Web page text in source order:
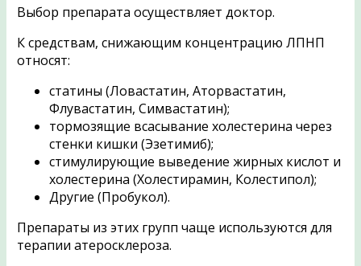
Выбор препарата осуществляет доктор.
К средствам, снижающим концентрацию ЛПНП
относят:
статины (Ловастатин, Аторвастатин,
Флувастатин, Симвастатин);
тормозящие всасывание холестерина через
стенки кишки (Эзетимиб);
стимулирующие выведение жирных кислот и
холестерина (Холестирамин, Колестипол);
Другие (Пробукол).
Препараты из этих групп чаще используются для
терапии атеросклероза.